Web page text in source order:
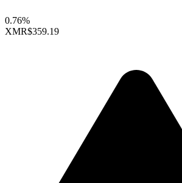
0.76%
XMR$359.19